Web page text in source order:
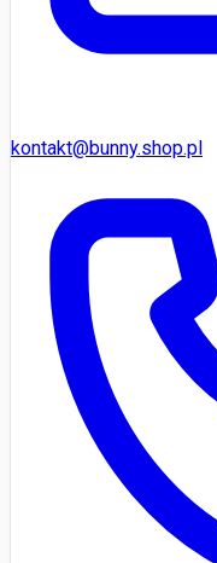
kontakt@bunny.shop.pl